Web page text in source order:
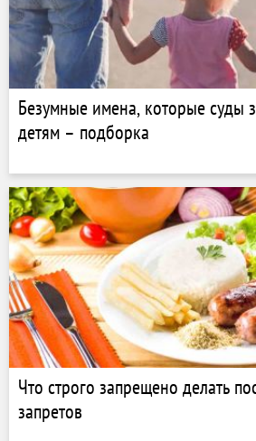
Безумные имена, которые суды
детям – подборка
Что строго запрещено делать
запретов